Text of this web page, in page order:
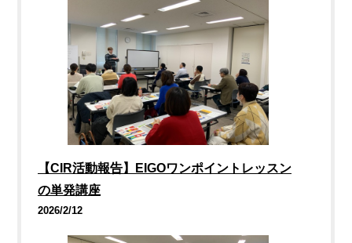
【CIR活動報告】EIGOワンポイントレッスン
の単発講座
2026/2/12